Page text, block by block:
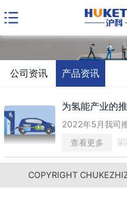
公司资讯 产品资讯
为氢能产业的
2022年5月我司
查看更多
COPYRIGHT